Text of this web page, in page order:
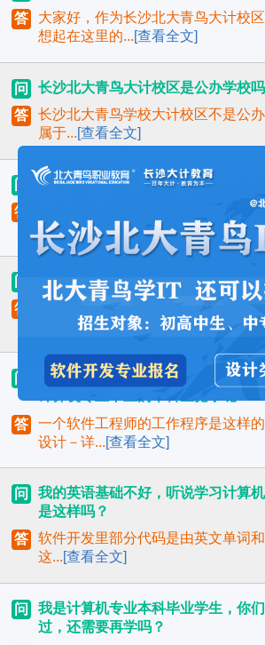
答
大家好，作为长沙北大青鸟大计校
想起在这里的...[查看全文]
问
长沙北大青鸟大计校区是公办学校吗
答
长沙北大青鸟学校大计校区不是公
属于...[查看全文]
问
我是女孩，学这个合适吗？
答
一般人认为IT行业是男性的天地，
力的...[查看全文]
问
我以前从没有学过计算机，能学会
答
我们的课程针对的是专业零起点，
的学员年...[查看全文]
问
这样的学历学完你们的课程后怎么
答
一个软件工程师的工作程序是这样
设计－详...[查看全文]
问
我的英语基础不好，听说学习计算
是这样吗？
答
软件开发里部分代码是由英文单词
这...[查看全文]
问
我是计算机专业本科毕业学生，你
过，还需要再学吗？